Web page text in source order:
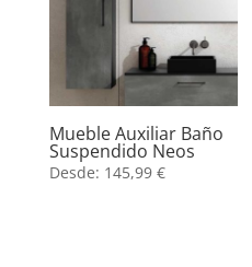
Mueble Auxiliar Baño
Suspendido Neos
Desde: 145,99 €